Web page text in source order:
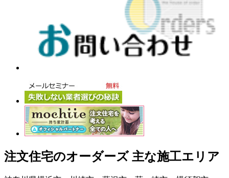
注文住宅のオーダーズ 主な施工エリア